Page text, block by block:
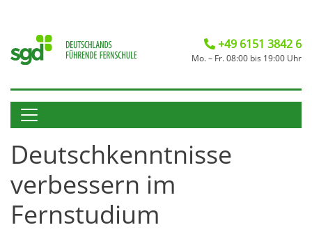
+49 6151 3842 6
Mo. – Fr. 08:00 bis 19:00 Uhr
Deutschkenntnisse
verbessern im
Fernstudium